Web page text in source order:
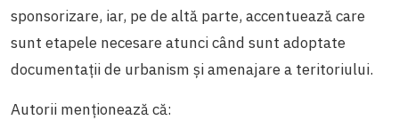
sponsorizare, iar, pe de altă parte, accentuează care
sunt etapele necesare atunci când sunt adoptate
documentații de urbanism și amenajare a teritoriului.
Autorii menționează că: